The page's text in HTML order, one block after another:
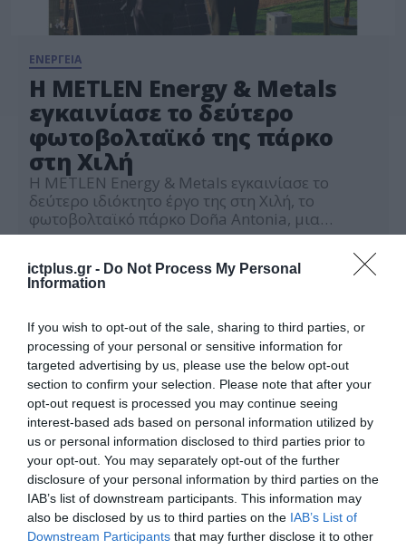
ictplus.gr - Do Not Process My Personal
Information
If you wish to opt-out of the sale, sharing to third parties, or
processing of your personal or sensitive information for
targeted advertising by us, please use the below opt-out
section to confirm your selection. Please note that after your
opt-out request is processed you may continue seeing
interest-based ads based on personal information utilized by
us or personal information disclosed to third parties prior to
your opt-out. You may separately opt-out of the further
disclosure of your personal information by third parties on the
IAB’s list of downstream participants. This information may
also be disclosed by us to third parties on the IAB’s List of
Downstream Participants that may further disclose it to other
ΕΝΕΡΓΕΙΑ
Η METLEN Energy & Metals
εγκαινίασε το δεύτερο
φωτοβολταϊκό της πάρκο
στη Χιλή
Η METLEN Energy & Metals εγκαινίασε το
δεύτερο ιδιόκτητο έργο της στη Χιλή, το
φωτοβολταϊκό πάρκο Doña Antonia, μια
επένδυση συνολικά 65 εκατ. δολαρίων, με
εγκατεστημένη ισχύ 90 MW, ώστε να παρέχει
100% ανανεώσιμη ενέργεια για την πράσινη
ανάπτυξη της χώρας. Στην τελετή εγκαινίων
πρέσβης στη Χιλή, κ. […]